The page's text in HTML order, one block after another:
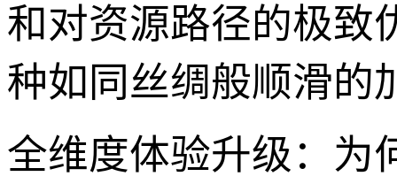
和对资源路径的极致
种如同丝绸般顺滑的
全维度体验升级：为